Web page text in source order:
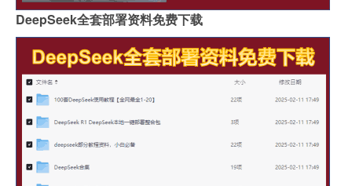
DeepSeek全套部署资料免费下载